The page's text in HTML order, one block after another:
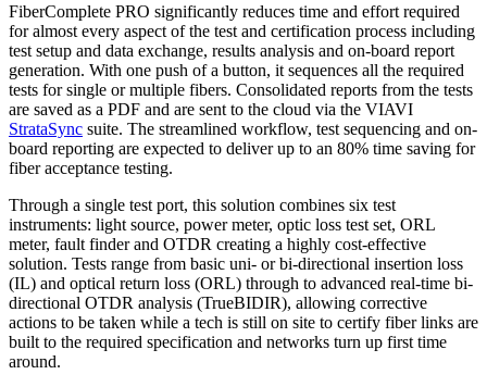
FiberComplete PRO significantly reduces time and effort required
for almost every aspect of the test and certification process including
test setup and data exchange, results analysis and on-board report
generation. With one push of a button, it sequences all the required
tests for single or multiple fibers. Consolidated reports from the tests
are saved as a PDF and are sent to the cloud via the VIAVI
StrataSync suite. The streamlined workflow, test sequencing and on-
board reporting are expected to deliver up to an 80% time saving for
fiber acceptance testing.
Through a single test port, this solution combines six test
instruments: light source, power meter, optic loss test set, ORL
meter, fault finder and OTDR creating a highly cost-effective
solution. Tests range from basic uni- or bi-directional insertion loss
(IL) and optical return loss (ORL) through to advanced real-time bi-
directional OTDR analysis (TrueBIDIR), allowing corrective
actions to be taken while a tech is still on site to certify fiber links are
built to the required specification and networks turn up first time
around.